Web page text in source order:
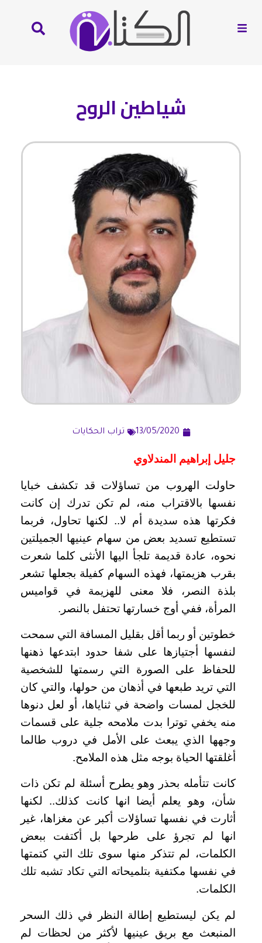
شياطين الروح
13/05/2020 تراب الحكايات
جليل إبراهيم المندلاوي
حاولت الهروب من تساؤلات قد تكشف خبايا
نفسها بالاقتراب منه، لم تكن تدرك إن كانت
فكرتها هذه سديدة أم لا.. لكنها تحاول، فربما
تستطيع تسديد بعض من سهام عينيها الجميلتين
نحوه، عادة قديمة تلجأ اليها الأنثى كلما شعرت
بقرب هزيمتها، فهذه السهام كفيلة بجعلها تشعر
بلذة النصر، فلا معنى للهزيمة في قواميس
المرأة، ففي أوج خسارتها تحتفل بالنصر.
خطوتين أو ربما أقل بقليل المسافة التي سمحت
لنفسها أجتيازها على شفا حدود ابتدعها ذهنها
للحفاظ على الصورة التي رسمتها للشخصية
التي تريد طبعها في أذهان من حولها، والتي كان
للخجل لمسات واضحة في ثناياها، أو لعل دنوها
منه يخفي توترا بدت ملامحه جلية على قسمات
وجهها الذي يبعث على الأمل في دروب طالما
أغلقتها الحياة بوجه مثل هذه الملامح.
كانت تتأمله بحذر وهو يطرح أسئلة لم تكن ذات
شأن، وهو يعلم أيضا انها كانت كذلك.. لكنها
أثارت في نفسها تساؤلات أكبر عن مغزاها، غير
انها لم تجرؤ على طرحها بل أكتفت ببعض
الكلمات، لم تتذكر منها سوى تلك التي كتمتها
في نفسها مكتفية بتلميحاته التي تكاد تشبه تلك
الكلمات.
لم يكن ليستطيع إطالة النظر في ذلك السحر
المنبعث مع بريق عينيها لأكثر من لحظات لم